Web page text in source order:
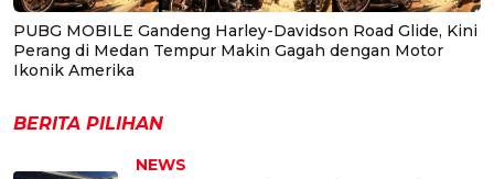
PUBG MOBILE Gandeng Harley-Davidson Road Glide, Kini
Perang di Medan Tempur Makin Gagah dengan Motor
Ikonik Amerika
BERITA PILIHAN
NEWS